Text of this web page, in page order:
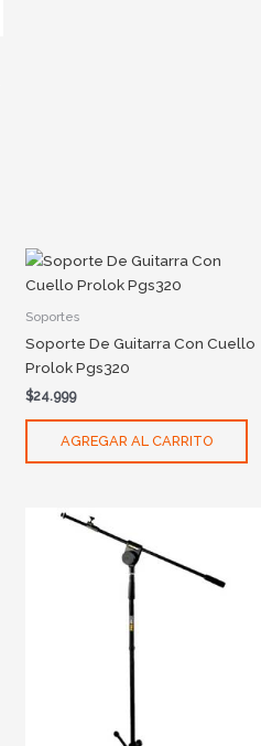
Soportes
Soporte De Guitarra Con Cuello
Prolok Pgs320
$24.999
AGREGAR AL CARRITO